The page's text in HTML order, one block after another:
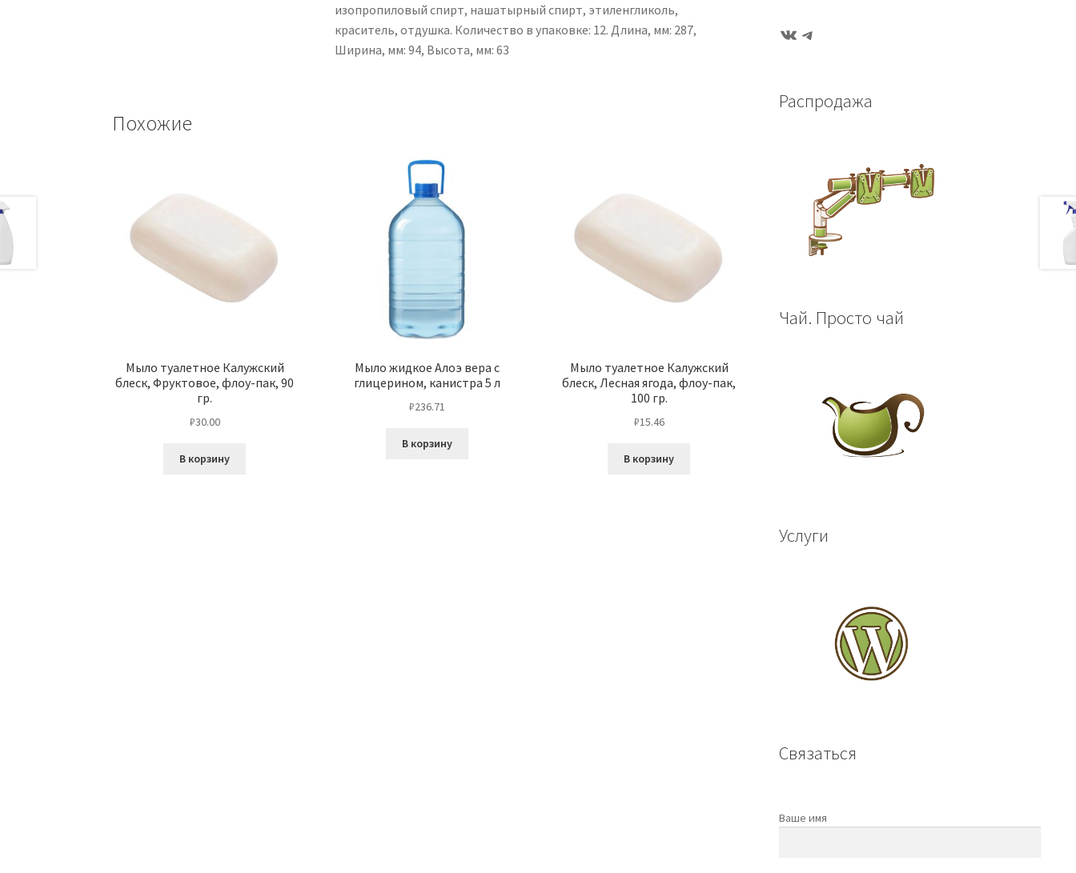
изопропиловый спирт, нашатырный спирт, этиленгликоль,
краситель, отдушка. Количество в упаковке: 12. Длина, мм: 287,
Ширина, мм: 94, Высота, мм: 63
Похожие
Мыло туалетное Калужский
блеск, Фруктовое, флоу-пак, 90
гр.
₽30.00
В корзину
Мыло жидкое Алоэ вера с
глицерином, канистра 5 л
₽236.71
В корзину
Мыло туалетное Калужский
блеск, Лесная ягода, флоу-пак,
100 гр.
₽15.46
В корзину
ВКонтакте
Telegram
Распродажа
Чай. Просто чай
Услуги
Связаться
Ваше имя